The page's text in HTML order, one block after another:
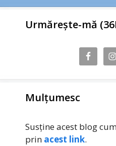
Urmărește-mă
Mulțumesc
Susține acest blog
prin acest link.